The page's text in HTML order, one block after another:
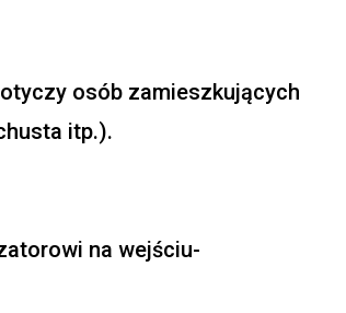
osób zamieszkujących
itp.).
na wejściu-